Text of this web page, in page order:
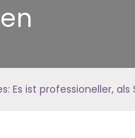
Es ist professioneller, als